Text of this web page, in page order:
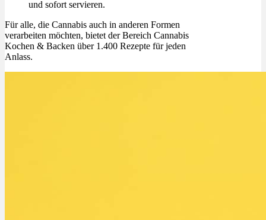
und sofort servieren.
Für alle, die Cannabis auch in anderen Formen
verarbeiten möchten, bietet der Bereich Cannabis
Kochen & Backen über 1.400 Rezepte für jeden
Anlass.